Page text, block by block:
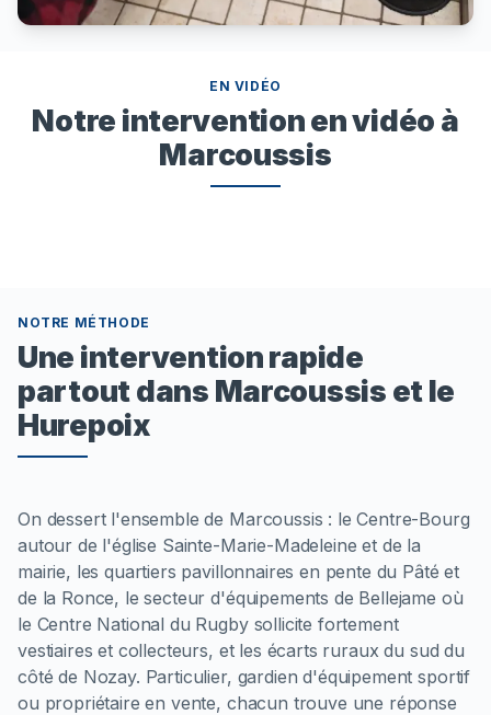
EN VIDÉO
Notre intervention en vidéo à
Marcoussis
NOTRE MÉTHODE
Une intervention rapide
partout dans Marcoussis et le
Hurepoix
On dessert l'ensemble de Marcoussis : le Centre-Bourg
autour de l'église Sainte-Marie-Madeleine et de la
mairie, les quartiers pavillonnaires en pente du Pâté et
de la Ronce, le secteur d'équipements de Bellejame où
le Centre National du Rugby sollicite fortement
vestiaires et collecteurs, et les écarts ruraux du sud du
côté de Nozay. Particulier, gardien d'équipement sportif
ou propriétaire en vente, chacun trouve une réponse